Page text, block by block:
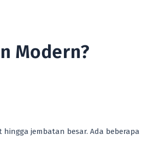
Modern?
jembatan besar. Ada beberapa